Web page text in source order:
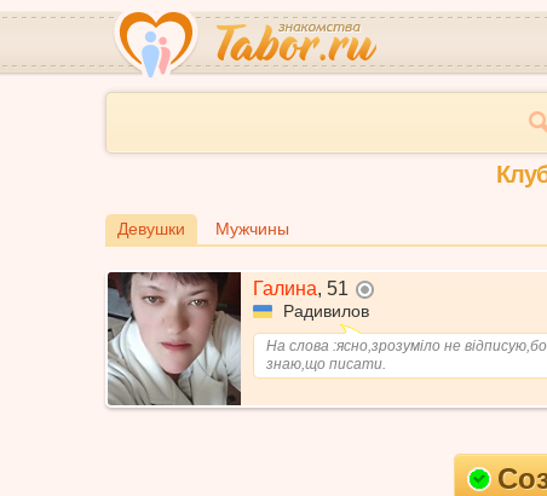
Девушки Мужчины
Галина, 51
Радивилов
На слова :ясно,зрозуміло не
знаю,що писати.